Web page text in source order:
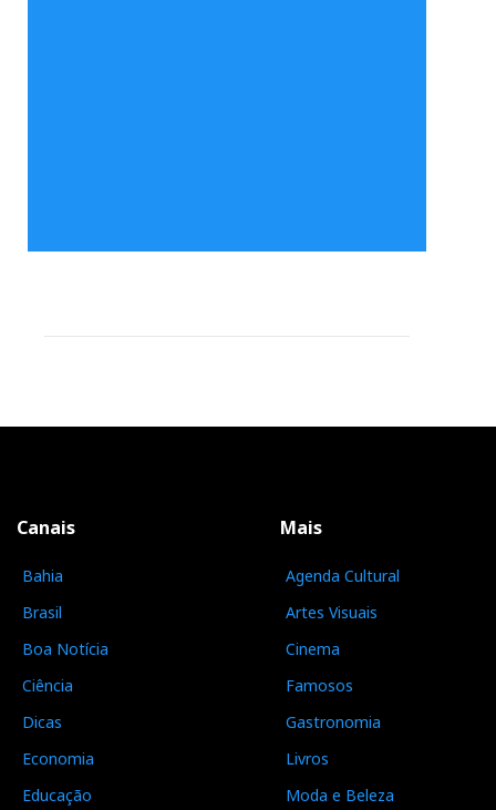
Canais
Bahia
Brasil
Boa Notícia
Ciência
Dicas
Economia
Educação
Mais
Agenda Cultural
Artes Visuais
Cinema
Famosos
Gastronomia
Livros
Moda e Beleza